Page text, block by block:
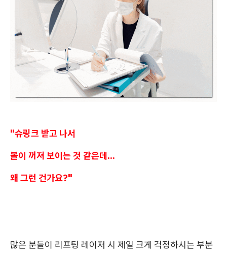
"슈링크 받고 나서
볼이 꺼져 보이는 것 같은데...
왜 그런 건가요?"
많은 분들이 리프팅 레이저 시 제일 크게 걱정하시는 부분